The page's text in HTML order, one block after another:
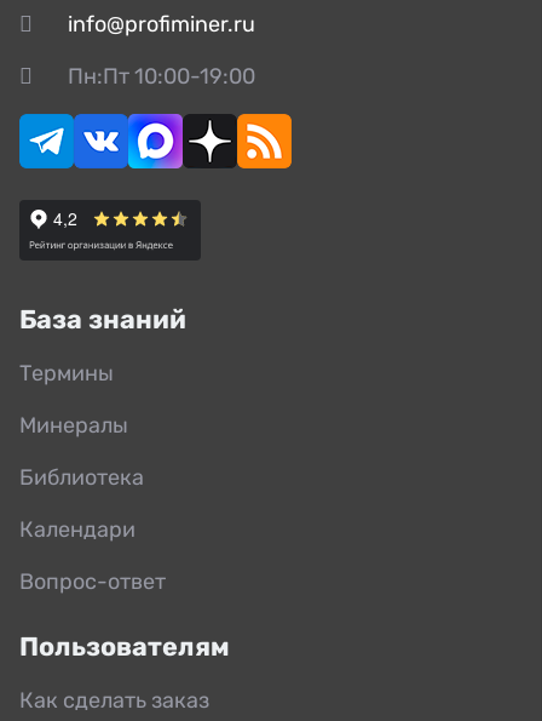
info@profiminer.ru
Пн:Пт 10:00-19:00
База знаний
Термины
Минералы
Библиотека
Календари
Вопрос-ответ
Пользователям
Как сделать заказ